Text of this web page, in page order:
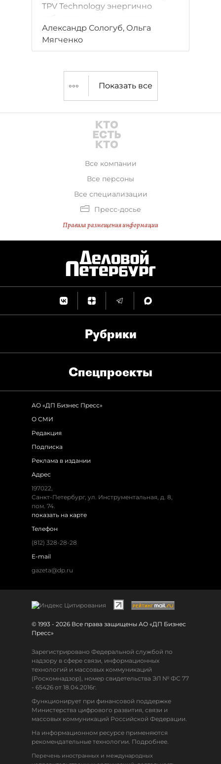
TPV Technology энергично
конкурентов заказы
на изготовление телевизоров
под брендами российских
контрактного производства
до 1,2 млн телевизоров.
Александр Сологуб, Ольга
Мягченко
Показать все
Все компании
Все персоны
Все специализации
Пресс-досье
Правила размещения информации
Рубрики
Спец­проекты
АО «ДП Бизнес Пресс»
О СМИ
Редакция
Подписка
Реклама в издании
Адрес
197022,
Санкт-Петербург, ул. Инструментальная, д. 8,
пом. 74.
показать на карте
Телефон
(812) 328-28-28
E-mail
gazeta@dp.ru
© 1993 - 2026 Все права защищены АО «ДП Бизнес
Пресс»
Зарегистрировано Федеральной службой по
надзору в сфере связи, информационных
технологий и массовых коммуникаций
(Роскомнадзор), номер свидетельства ЭЛ № ФС 77
- 65426 от 18.04.2016г.
Функционирует при финансовой поддержке
Министерства цифрового развития, связи и
массовых коммуникаций Российской Федерации.
На информационном ресурсе применяются
рекомендательные технологии. Подробнее.
Перечень иностранных и международных